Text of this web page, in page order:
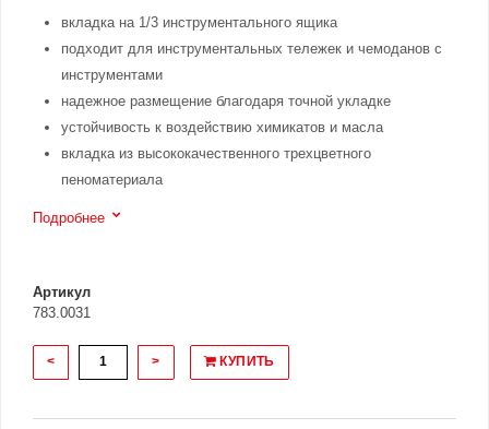
вкладка на 1/3 инструментального ящика
подходит для инструментальных тележек и чемоданов с
инструментами
надежное размещение благодаря точной укладке
устойчивость к воздействию химикатов и масла
вкладка из высококачественного трехцветного
пеноматериала
Подробнее
Артикул
783.0031
< > КУПИТЬ